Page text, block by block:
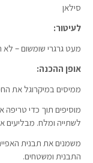
סילאן
לעיטור:
מעט גרגרי שומשום – לא
אופן ההכנה:
ממיסים במיקרוגל את
מוסיפים תוך כדי
לשתייה ומלח. מבליעים
משמנים את תבנית
התבנית ומשטחים.